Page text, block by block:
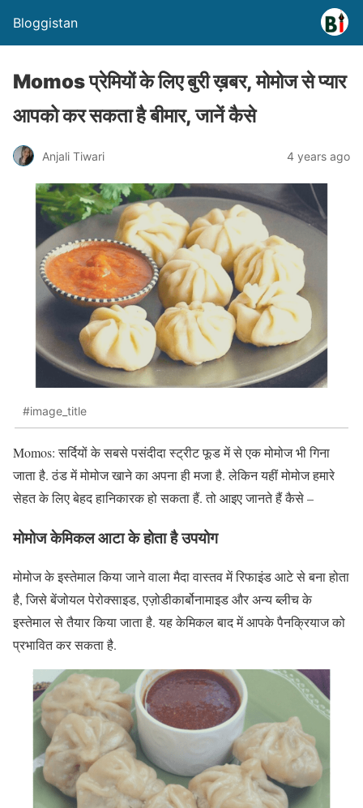
Bloggistan
Momos प्रेमियों के लिए बुरी ख़बर, मोमोज से प्यार
आपको कर सकता है बीमार, जानें कैसे
Anjali Tiwari 4 years ago
#image_title
Momos: सर्दियों के सबसे पसंदीदा स्ट्रीट फूड में से एक मोमोज भी गिना
जाता है. ठंड में मोमोज खाने का अपना ही मजा है. लेकिन यहीं मोमोज हमारे
सेहत के लिए बेहद हानिकारक हो सकता हैं. तो आइए जानते हैं कैसे –
मोमोज केमिकल आटा के होता है उपयोग
मोमोज के इस्तेमाल किया जाने वाला मैदा वास्तव में रिफाइंड आटे से बना होता
है, जिसे बेंजोयल पेरोक्साइड, एज़ोडीकार्बोनामाइड और अन्य ब्लीच के
इस्तेमाल से तैयार किया जाता है. यह केमिकल बाद में आपके पैनक्रियाज को
प्रभावित कर सकता है.